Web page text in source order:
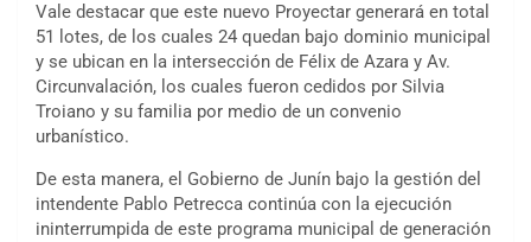
Vale destacar que este nuevo Proyectar generará en total
51 lotes, de los cuales 24 quedan bajo dominio municipal
y se ubican en la intersección de Félix de Azara y Av.
Circunvalación, los cuales fueron cedidos por Silvia
Troiano y su familia por medio de un convenio
urbanístico.
De esta manera, el Gobierno de Junín bajo la gestión del
intendente Pablo Petrecca continúa con la ejecución
ininterrumpida de este programa municipal de generación